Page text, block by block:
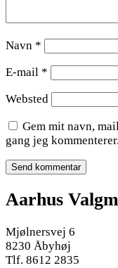
Navn *
E-mail *
Websted
Gem mit navn,
gang jeg kommenterer.
Aarhus
Mjølnersvej 6
8230 Åbyhøj
Tlf. 8612 2835